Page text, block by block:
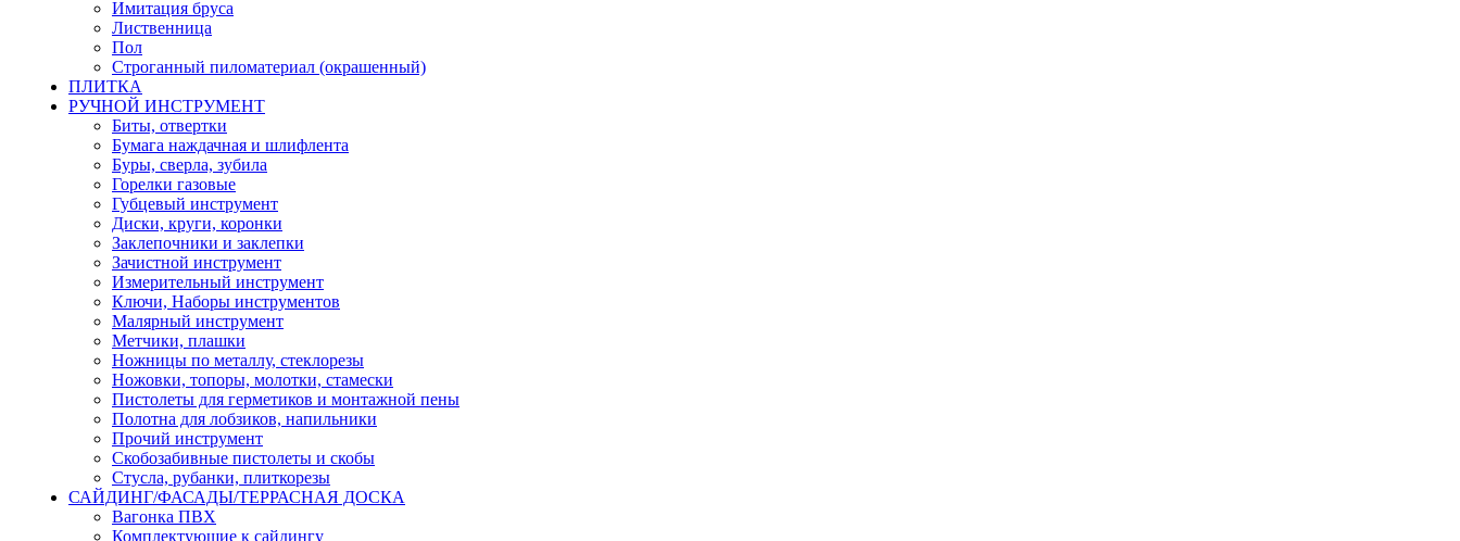
Имитация бруса
Лиственница
Пол
Строганный пиломатериал (окрашенный)
ПЛИТКА
РУЧНОЙ ИНСТРУМЕНТ
Биты, отвертки
Бумага наждачная и шлифлента
Буры, сверла, зубила
Горелки газовые
Губцевый инструмент
Диски, круги, коронки
Заклепочники и заклепки
Зачистной инструмент
Измерительный инструмент
Ключи, Наборы инструментов
Малярный инструмент
Метчики, плашки
Ножницы по металлу, стеклорезы
Ножовки, топоры, молотки, стамески
Пистолеты для герметиков и монтажной пены
Полотна для лобзиков, напильники
Прочий инструмент
Скобозабивные пистолеты и скобы
Стусла, рубанки, плиткорезы
САЙДИНГ/ФАСАДЫ/ТЕРРАСНАЯ ДОСКА
Вагонка ПВХ
Комплектующие к сайдингу